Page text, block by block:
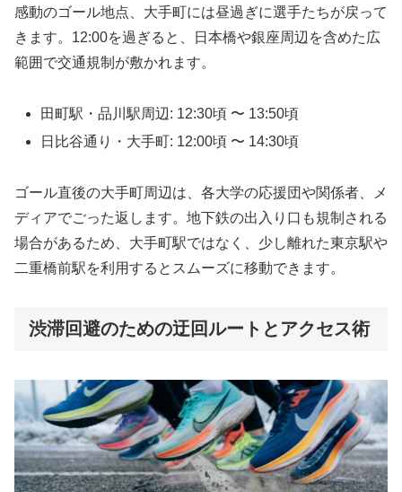
感動のゴール地点、大手町には昼過ぎに選手たちが戻って
きます。12:00を過ぎると、日本橋や銀座周辺を含めた広
範囲で交通規制が敷かれます。
田町駅・品川駅周辺: 12:30頃 〜 13:50頃
日比谷通り・大手町: 12:00頃 〜 14:30頃
ゴール直後の大手町周辺は、各大学の応援団や関係者、メ
ディアでごった返します。地下鉄の出入り口も規制される
場合があるため、大手町駅ではなく、少し離れた東京駅や
二重橋前駅を利用するとスムーズに移動できます。
渋滞回避のための迂回ルートとアクセス術